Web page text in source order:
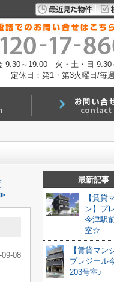
9:30～19:00 火・土・日 9:30
定休日：第1・第3火曜日/毎
09-08
最新記事
【賃貸
ン】プ
今津駅
室☆
【賃貸マン
プレジール
203号室♪